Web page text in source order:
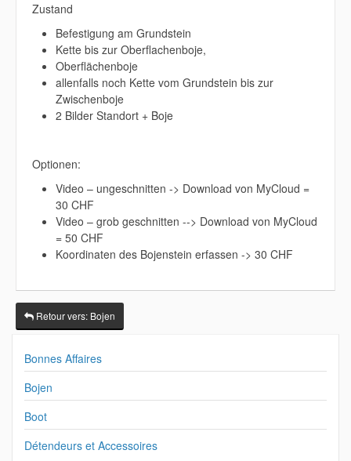
Zustand
Befestigung am Grundstein
Kette bis zur Oberflachenboje,
Oberflächenboje
allenfalls noch Kette vom Grundstein bis zur
Zwischenboje
2 Bilder Standort + Boje
Optionen:
Video – ungeschnitten -> Download von MyCloud =
30 CHF
Video – grob geschnitten --> Download von MyCloud
= 50 CHF
Koordinaten des Bojenstein erfassen -> 30 CHF
Retour vers: Bojen
Bonnes Affaires
Bojen
Boot
Détendeurs et Accessoires